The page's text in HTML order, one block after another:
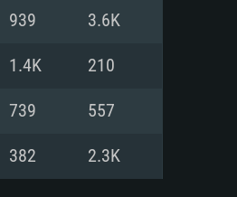
939 3.6K
1.4K 210
739 557
382 2.3K